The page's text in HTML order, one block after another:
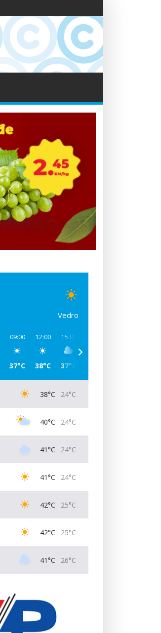
Vedro
09:00
37°C
12:00
38°C
15:00
37°C
38°C 24°C
40°C 24°C
41°C 24°C
41°C 24°C
42°C 25°C
42°C 25°C
41°C 26°C